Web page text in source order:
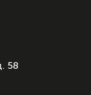
58